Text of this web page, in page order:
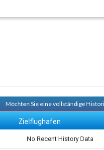
Möchten Sie eine vollständige
Zielflughafen
No Recent History Data